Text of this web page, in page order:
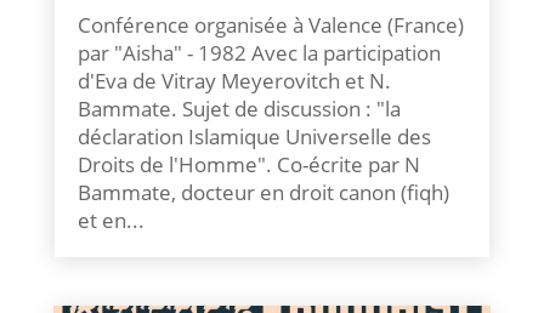
Conférence organisée à Valence (France)
par "Aisha" - 1982 Avec la participation
d'Eva de Vitray Meyerovitch et N.
Bammate. Sujet de discussion : "la
déclaration Islamique Universelle des
Droits de l'Homme". Co-écrite par N
Bammate, docteur en droit canon (fiqh)
et en...